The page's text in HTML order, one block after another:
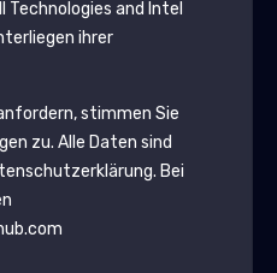
Technologies and Intel
ihrer
stimmen Sie
zu. Alle Daten sind
. Bei